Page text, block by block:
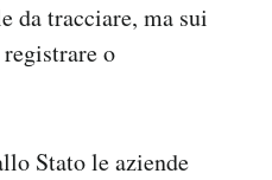
da tracciare, ma sui
o
Stato le aziende